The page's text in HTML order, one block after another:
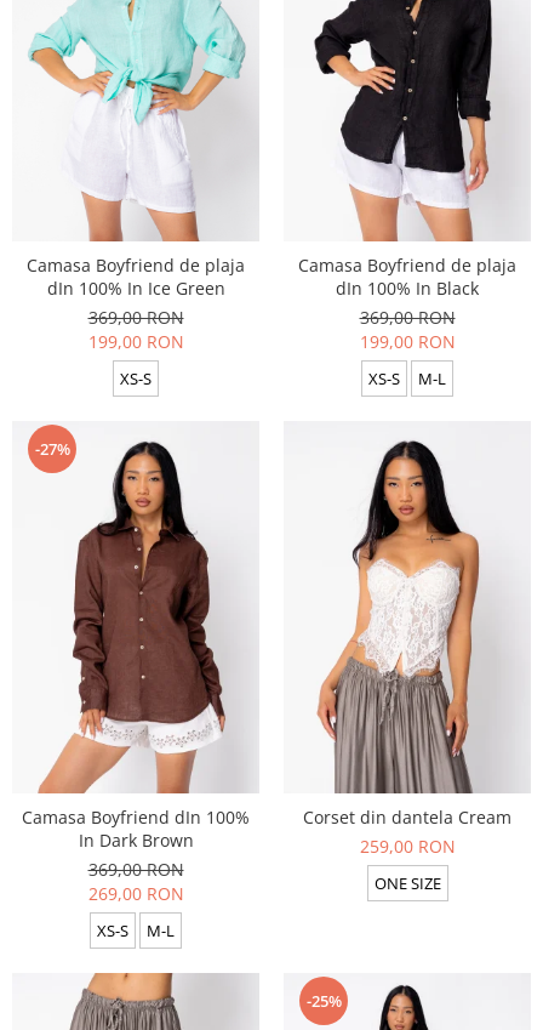
Camasa Boyfriend de plaja
dIn 100% In Ice Green
369,00 RON
199,00 RON
XS-S
Camasa Boyfriend de plaja
dIn 100% In Black
369,00 RON
199,00 RON
XS-S M-L
-27%
Camasa Boyfriend dIn 100%
In Dark Brown
369,00 RON
269,00 RON
XS-S M-L
Corset din dantela Cream
259,00 RON
ONE SIZE
-25%